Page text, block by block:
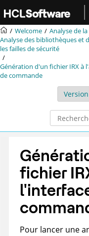
Aller au contenu principal
Welcome
Analyse de
Analyse des bibliothèques et
les failles de sécurité
Génération d'un fichier IRXà
de commande
fichier
Pour lancer une